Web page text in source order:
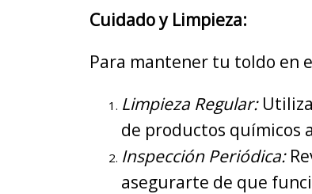
Cuidado y Limpieza:
Para mantener tu toldo en
Limpieza Regular:Utiliza
de productos químicos
Inspección Periódica:
asegurarte de que